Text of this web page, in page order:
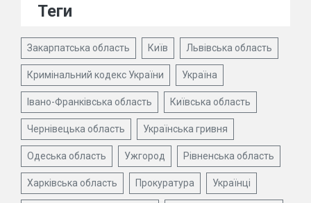
Теги
Закарпатська область Київ Львівська область
Кримінальний кодекс України Україна
Івано-Франківська область Київська область
Чернівецька область Українська гривня
Одеська область Ужгород Рівненська область
Харківська область Прокуратура Українці